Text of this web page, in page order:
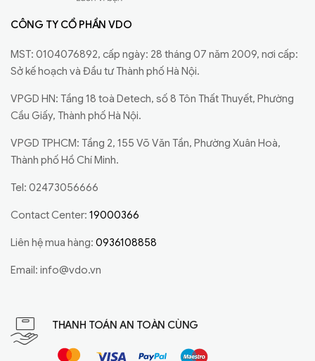
CÔNG TY CỔ PHẦN VDO
MST: 0104076892, cấp ngày: 28 tháng 07 năm 2009, nơi cấp:
Sở kế hoạch và Đầu tư Thành phố Hà Nội.
VPGD HN: Tầng 18 toà Detech, số 8 Tôn Thất Thuyết, Phường
Cầu Giấy, Thành phố Hà Nội.
VPGD TPHCM: Tầng 2, 155 Võ Văn Tần, Phường Xuân Hoà,
Thành phố Hồ Chí Minh.
Tel: 02473056666
Contact Center: 19000366
Liên hệ mua hàng: 0936108858
Email: info@vdo.vn
THANH TOÁN AN TOÀN CÙNG